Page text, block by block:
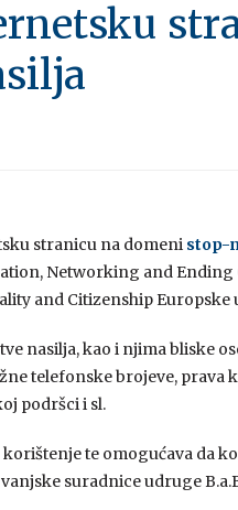
stranicu na domeni stop-
Networking and Ending
and Citizenship Europske
nasilja, kao i njima bliske
telefonske brojeve, prava
podršci i sl.
te omogućava da
suradnice udruge